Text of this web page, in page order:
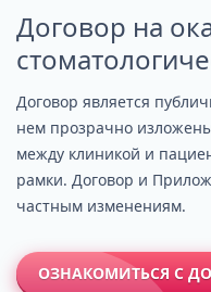
Договор на
Договор является
нем прозрачно
между клиникой и
рамки. Договор и
частным изменениям.
ОЗНАКОМИТЬСЯ С